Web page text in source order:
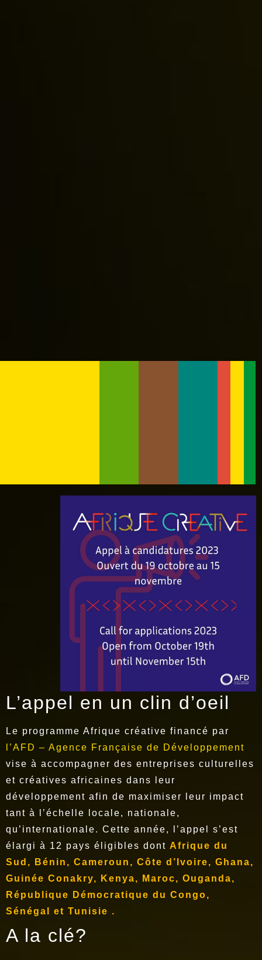
L’appel en un clin d’oeil
Le programme Afrique créative financé par
l’AFD – Agence Française de Développement
vise à accompagner des entreprises culturelles
et créatives africaines dans leur
développement afin de maximiser leur impact
tant à l’échelle locale, nationale,
qu’internationale. Cette année, l’appel s’est
élargi à 12 pays éligibles dont Afrique du
Sud, Bénin, Cameroun, Côte d’Ivoire, Ghana,
Guinée Conakry, Kenya, Maroc, Ouganda,
République Démocratique du Congo,
Sénégal et Tunisie .
A la clé?